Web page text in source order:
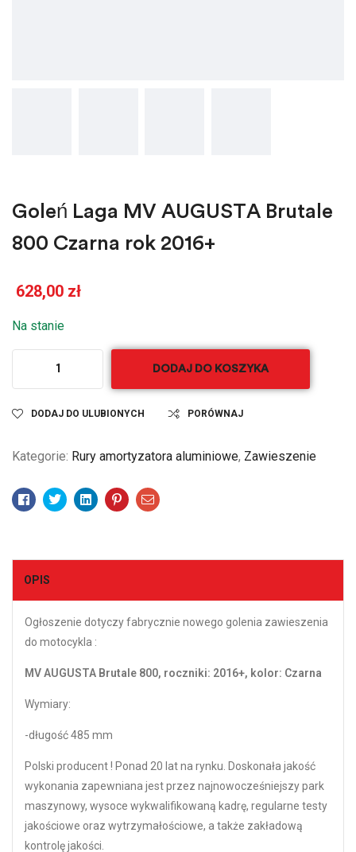
Goleń Laga MV AUGUSTA Brutale
800 Czarna rok 2016+
628,00 zł
Na stanie
DODAJ DO KOSZYKA
DODAJ DO ULUBIONYCH PORÓWNAJ
Kategorie: Rury amortyzatora aluminiowe, Zawieszenie
Facebook
TwitterLinkedinPinterestEmail
OPIS
Ogłoszenie dotyczy fabrycznie nowego golenia zawieszenia
do motocykla :
MV AUGUSTA Brutale 800, roczniki: 2016+, kolor: Czarna
Wymiary:
-długość 485 mm
Polski producent ! Ponad 20 lat na rynku. Doskonała jakość
wykonania zapewniana jest przez najnowocześniejszy park
maszynowy, wysoce wykwalifikowaną kadrę, regularne testy
jakościowe oraz wytrzymałościowe, a także zakładową
kontrolę jakości.